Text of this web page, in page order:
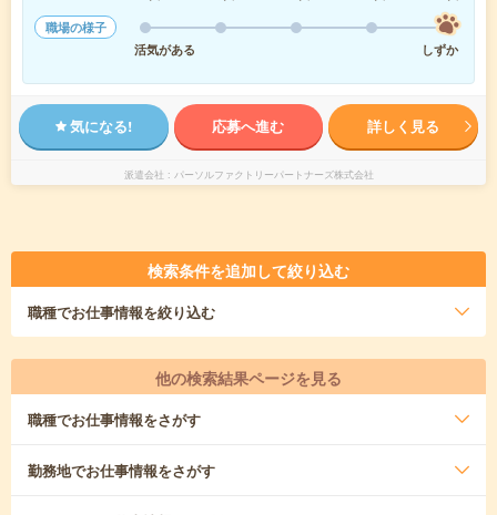
職場の様子
活気がある
しずか
気になる! 応募へ進む 詳しく見る
派遣会社 パーソルファクトリーパートナーズ株式会社
検索条件を追加して絞り込む
職種でお仕事情報を絞り込む
他の検索結果ページを見る
職種でお仕事情報をさがす
勤務地でお仕事情報をさがす